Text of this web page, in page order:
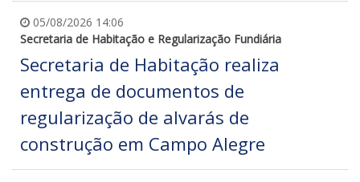
05/08/2026 14:06
Secretaria de Habitação e Regularização Fundiária
Secretaria de Habitação realiza
entrega de documentos de
regularização de alvarás de
construção em Campo Alegre